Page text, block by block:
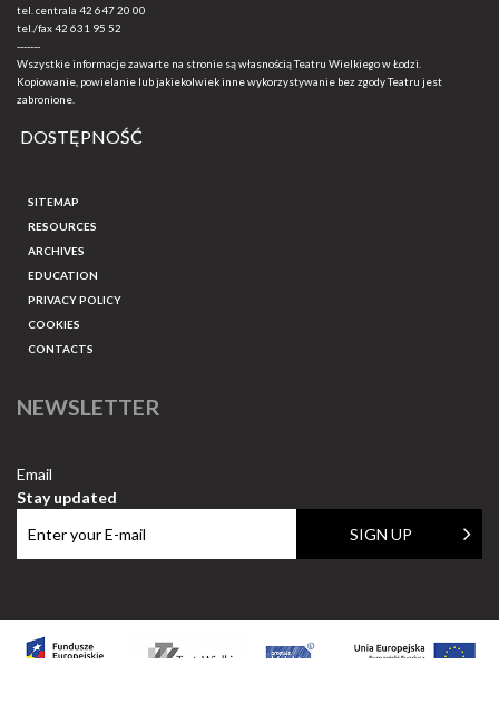
tel. centrala 42 647 20 00
tel./fax42 631 95 52
-------
Wszystkie informacje zawarte na stronie są własnością Teatru Wielkiego w Łodzi.
Kopiowanie, powielanie lub jakiekolwiek inne wykorzystywanie bez zgody Teatru jest
zabronione.
DOSTĘPNOŚĆ
SITEMAP
RESOURCES
ARCHIVES
EDUCATION
PRIVACY POLICY
COOKIES
CONTACTS
NEWSLETTER
Email
Stay updated